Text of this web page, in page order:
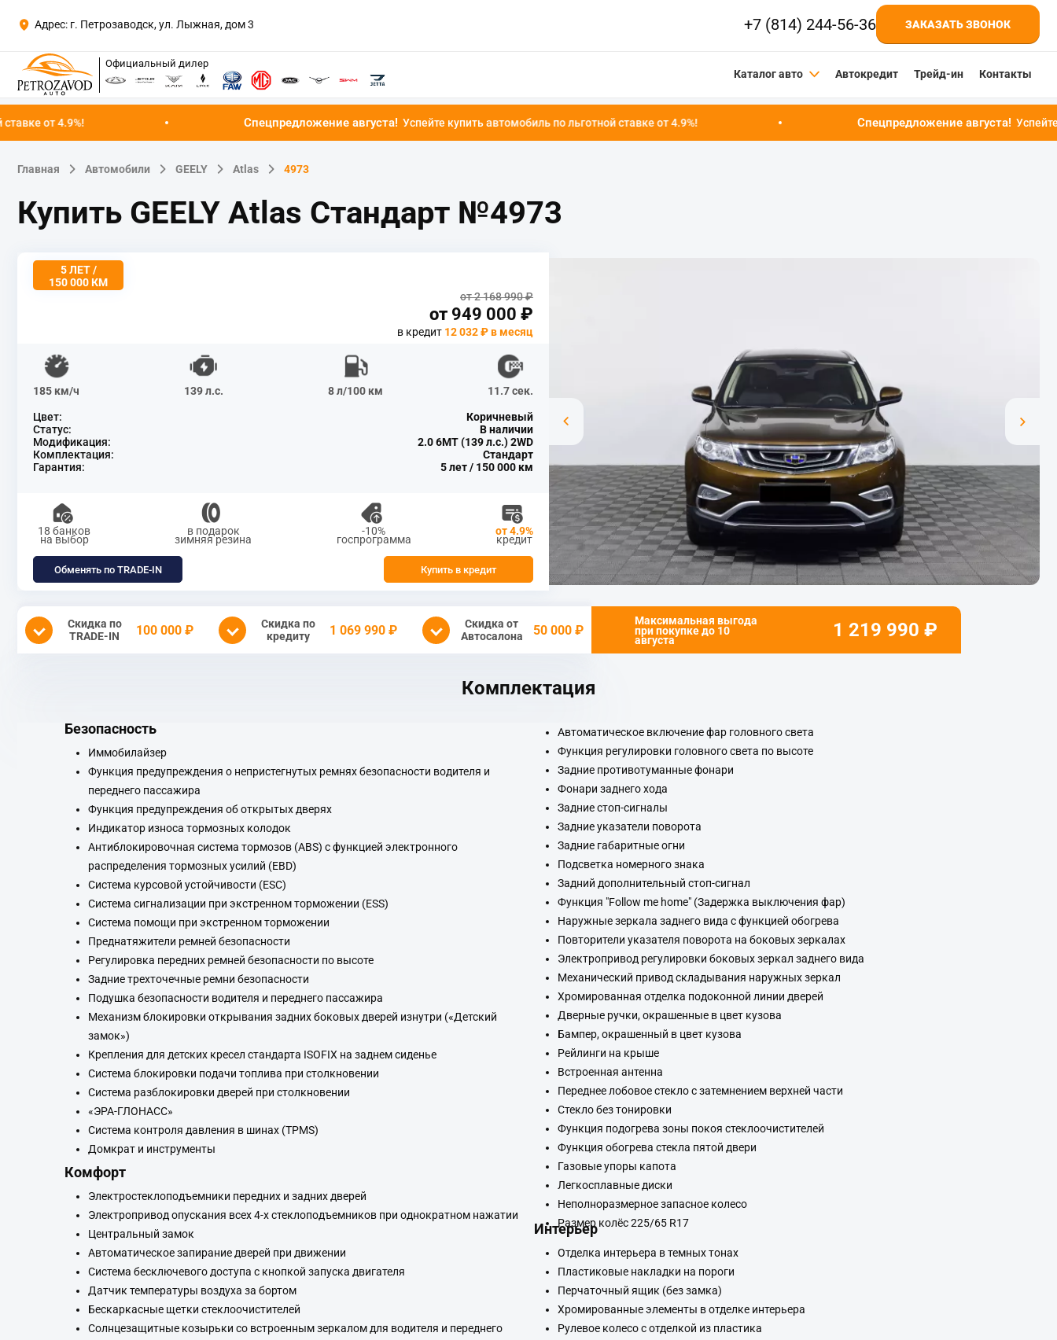
Адрес: г. Петрозаводск, ул. Лыжная, дом 3 +7 (814) 244-56-36 ЗАКАЗАТЬ ЗВОНОК
Официальный дилер
Каталог авто Автокредит Трейд-ин Контакты
Спецпредложение августа!Успейте купить автомобиль по льготной ставке от 4.9%! Спецпредложение августа!Успейте купить
Главная Автомобили GEELY Atlas 4973
Купить GEELY Atlas Стандарт №4973
5 ЛЕТ /
150 000 КМ
от 2 168 990 ₽
от 949 000 ₽
в кредит 12 032 ₽ в месяц
185 км/ч 139 л.с. 8 л/100 км 11.7 сек.
Цвет:
Коричневый
Статус:
В наличии
Модификация:
2.0 6МТ (139 л.с.) 2WD
Комплектация:
Стандарт
Гарантия:
5 лет / 150 000 км
18 банков
на выбор
в подарок
зимняя резина
-10%
госпрограмма
от 4.9%
кредит
Обменять по TRADE-IN Купить в кредит
Скидка по
TRADE-IN
100 000 ₽
Скидка по
кредиту
1 069 990 ₽
Скидка от
Автосалона
50 000 ₽
Максимальная выгода
при покупке до 10
августа 1 219 990 ₽
Комплектация
Безопасность
Иммобилайзер
Функция предупреждения о непристегнутых ремнях безопасности водителя и
переднего пассажира
Функция предупреждения об открытых дверях
Индикатор износа тормозных колодок
Антиблокировочная система тормозов (ABS) с функцией электронного
распределения тормозных усилий (EBD)
Система курсовой устойчивости (ESC)
Система сигнализации при экстренном торможении (ESS)
Система помощи при экстренном торможении
Преднатяжители ремней безопасности
Регулировка передних ремней безопасности по высоте
Задние трехточечные ремни безопасности
Подушка безопасности водителя и переднего пассажира
Механизм блокировки открывания задних боковых дверей изнутри («Детский
замок»)
Крепления для детских кресел стандарта ISOFIX на заднем сиденье
Система блокировки подачи топлива при столкновении
Система разблокировки дверей при столкновении
«ЭРА-ГЛОНАСС»
Система контроля давления в шинах (TPMS)
Домкрат и инструменты
Комфорт
Электростеклоподъемники передних и задних дверей
Электропривод опускания всех 4-х стеклоподъемников при однократном нажатии
Центральный замок
Автоматическое запирание дверей при движении
Система бесключевого доступа с кнопкой запуска двигателя
Датчик температуры воздуха за бортом
Бескаркасные щетки стеклоочистителей
Солнцезащитные козырьки со встроенным зеркалом для водителя и переднего
Автоматическое включение фар головного света
Функция регулировки головного света по высоте
Задние противотуманные фонари
Фонари заднего хода
Задние стоп-сигналы
Задние указатели поворота
Задние габаритные огни
Подсветка номерного знака
Задний дополнительный стоп-сигнал
Функция "Follow me home" (Задержка выключения фар)
Наружные зеркала заднего вида с функцией обогрева
Повторители указателя поворота на боковых зеркалах
Электропривод регулировки боковых зеркал заднего вида
Механический привод складывания наружных зеркал
Хромированная отделка подоконной линии дверей
Дверные ручки, окрашенные в цвет кузова
Бампер, окрашенный в цвет кузова
Рейлинги на крыше
Встроенная антенна
Переднее лобовое стекло с затемнением верхней части
Стекло без тонировки
Функция подогрева зоны покоя стеклоочистителей
Функция обогрева стекла пятой двери
Газовые упоры капота
Легкосплавные диски
Неполноразмерное запасное колесо
Размер колёс 225/65 R17
Интерьер
Отделка интерьера в темных тонах
Пластиковые накладки на пороги
Перчаточный ящик (без замка)
Хромированные элементы в отделке интерьера
Рулевое колесо с отделкой из пластика